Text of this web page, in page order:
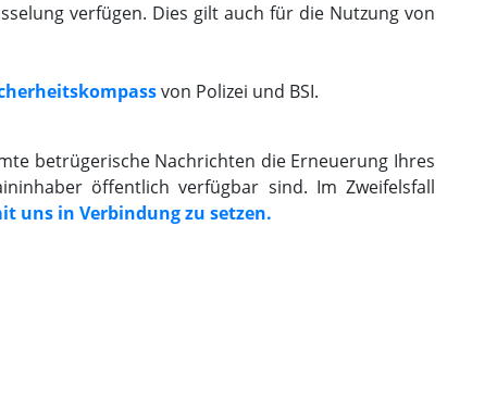
verfügen. Dies gilt auch für die Nutzung von
von Polizei und BSI.
betrügerische Nachrichten die Erneuerung Ihres
öffentlich verfügbar sind. Im Zweifelsfall
uns in Verbindung zu setzen.